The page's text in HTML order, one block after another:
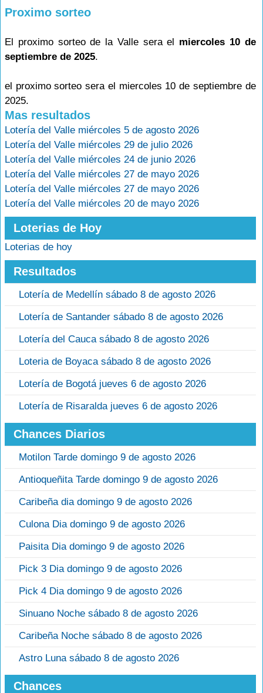
Proximo sorteo
El proximo sorteo de la Valle sera el miercoles 10 de
septiembre de 2025.
el proximo sorteo sera el miercoles 10 de septiembre de
2025.
Mas resultados
Lotería del Valle miércoles 5 de agosto 2026
Lotería del Valle miércoles 29 de julio 2026
Lotería del Valle miércoles 24 de junio 2026
Lotería del Valle miércoles 27 de mayo 2026
Lotería del Valle miércoles 27 de mayo 2026
Lotería del Valle miércoles 20 de mayo 2026
Loterias de Hoy
Loterias de hoy
Resultados
Lotería de Medellín sábado 8 de agosto 2026
Lotería de Santander sábado 8 de agosto 2026
Lotería del Cauca sábado 8 de agosto 2026
Loteria de Boyaca sábado 8 de agosto 2026
Lotería de Bogotá jueves 6 de agosto 2026
Lotería de Risaralda jueves 6 de agosto 2026
Chances Diarios
Motilon Tarde domingo 9 de agosto 2026
Antioqueñita Tarde domingo 9 de agosto 2026
Caribeña dia domingo 9 de agosto 2026
Culona Dia domingo 9 de agosto 2026
Paisita Dia domingo 9 de agosto 2026
Pick 3 Dia domingo 9 de agosto 2026
Pick 4 Dia domingo 9 de agosto 2026
Sinuano Noche sábado 8 de agosto 2026
Caribeña Noche sábado 8 de agosto 2026
Astro Luna sábado 8 de agosto 2026
Chances